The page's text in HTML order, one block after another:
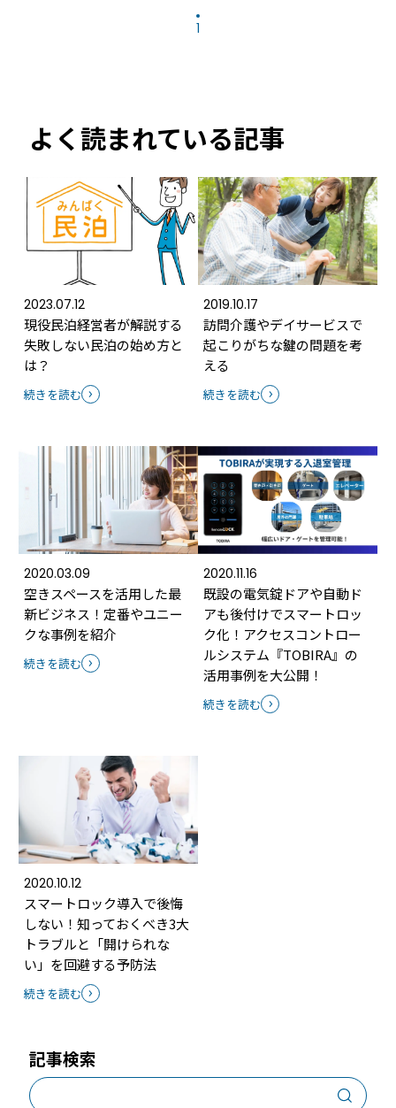
1
よく読まれている記事
2023.07.12
現役民泊経営者が解説する
失敗しない民泊の始め方と
は？
続きを読む
2019.10.17
訪問介護やデイサービスで
起こりがちな鍵の問題を考
える
続きを読む
2020.03.09
空きスペースを活用した最
新ビジネス！定番やユニー
クな事例を紹介
続きを読む
2020.11.16
既設の電気錠ドアや自動ド
アも後付けでスマートロッ
ク化！アクセスコントロー
ルシステム『TOBIRA』の
活用事例を大公開！
続きを読む
2020.10.12
スマートロック導入で後悔
しない！知っておくべき3大
トラブルと「開けられな
い」を回避する予防法
続きを読む
記事検索